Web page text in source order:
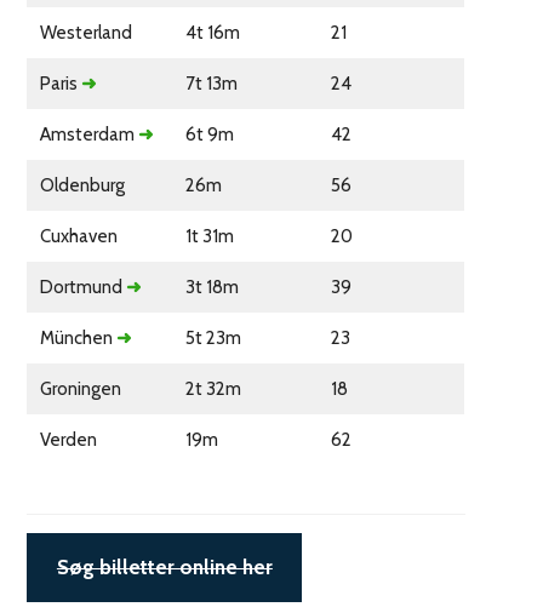
Westerland 4t 16m 21
Paris ➜ 7t 13m 24
Amsterdam ➜ 6t 9m 42
Oldenburg 26m 56
Cuxhaven 1t 31m 20
Dortmund ➜ 3t 18m 39
München ➜ 5t 23m 23
Groningen 2t 32m 18
Verden 19m 62
Søg billetter online her